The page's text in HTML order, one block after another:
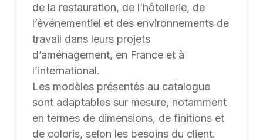
de la restauration, de l’hôtellerie, de
l’événementiel et des environnements de
travail dans leurs projets
d’aménagement, en France et à
l’international.
Les modèles présentés au catalogue
sont adaptables sur mesure, notamment
en termes de dimensions, de finitions et
de coloris, selon les besoins du client.